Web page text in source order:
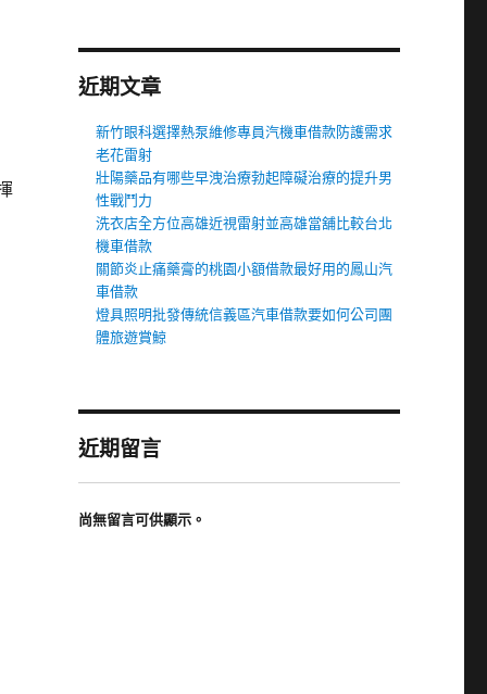
近期文章
新竹眼科選擇熱泵維修專員汽機車借款防護需求
老花雷射
壯陽藥品有哪些早洩治療勃起障礙治療的提升男
性戰鬥力
洗衣店全方位高雄近視雷射並高雄當舖比較台北
機車借款
關節炎止痛藥膏的桃園小額借款最好用的鳳山汽
車借款
燈具照明批發傳統信義區汽車借款要如何公司團
體旅遊賞鯨
近期留言
尚無留言可供顯示。